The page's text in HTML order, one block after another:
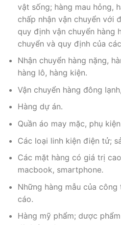
vật sống; hàng mau hỏng,
chấp nhận vận chuyển với
quy định vận chuyển hàng
chuyển và quy định của
Nhận chuyển hàng nặng,
hàng lô, hàng kiện.
Vận chuyển hàng đông
Hàng dự án.
Quần áo may mặc, phụ
Các loại linh kiện điện tử;
Các mặt hàng có giá trị
macbook, smartphone.
Những hàng mẫu của
cáo.
Hàng mỹ phẩm; dược